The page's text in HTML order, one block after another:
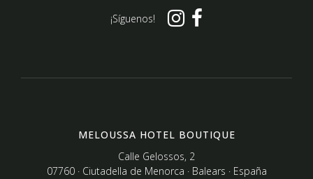
¡Síguenos!
MELOUSSA HOTEL BOUTIQUE
Calle Gelossos, 2
07760 · Ciutadella de Menorca · Balears · España